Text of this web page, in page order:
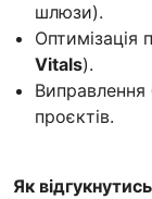
шлюзи).
Оптимізація
Vitals).
Виправлення
проєктів.
Як